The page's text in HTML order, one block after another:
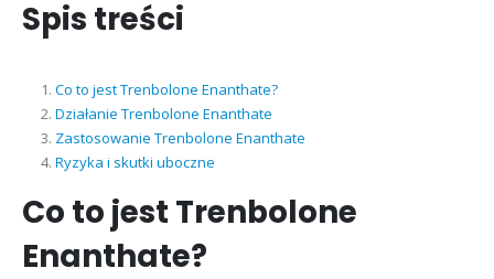
Spis treści
Co to jest Trenbolone Enanthate?
Działanie Trenbolone Enanthate
Zastosowanie Trenbolone Enanthate
Ryzyka i skutki uboczne
Co to jest Trenbolone
Enanthate?